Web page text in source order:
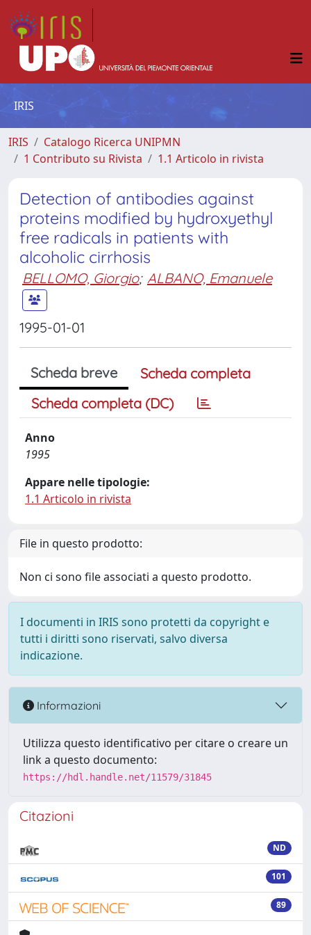
IRIS
IRIS
Catalogo Ricerca UNIPMN
1 Contributo su Rivista
1.1 Articolo in rivista
Detection of antibodies against
proteins modified by hydroxyethyl
free radicals in patients with
alcoholic cirrhosis
BELLOMO, Giorgio; ALBANO, Emanuele
1995-01-01
Scheda breve
Scheda completa
Scheda completa (DC)
Anno
1995
Appare nelle tipologie:
1.1 Articolo in rivista
File in questo prodotto:
Non ci sono file associati a questo prodotto.
I documenti in IRIS sono protetti da copyright e
tutti i diritti sono riservati, salvo diversa
indicazione.
Informazioni
Utilizza questo identificativo per citare o creare un
link a questo documento:
https://hdl.handle.net/11579/31845
Citazioni
ND
101
89